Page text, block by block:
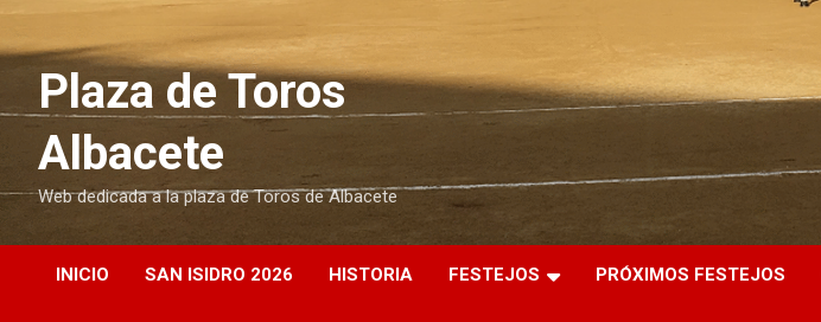
Plaza de Toros
Albacete
Web dedicada a la plaza de Toros de Albacete
INICIO SAN ISIDRO 2026 HISTORIA FESTEJOS PRÓXIMOS FESTEJOS